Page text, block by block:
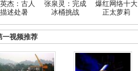
杰：古人
描述处暑
张泉灵：完成
冰桶挑战
爆红网络十大
正太萝莉
一视频推荐